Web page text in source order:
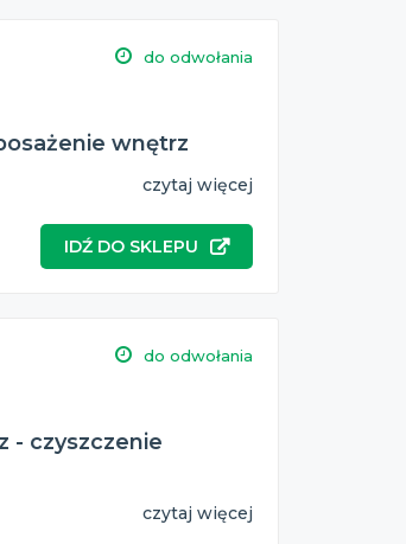
do odwołania
wnętrz
czytaj więcej
IDŹ DO SKLEPU
do odwołania
- czyszczenie
czytaj więcej